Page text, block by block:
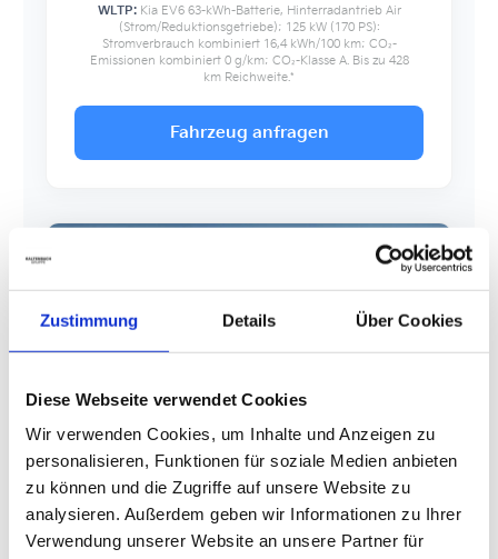
Zustimmung Details Über Cookies
Diese Webseite verwendet Cookies
Wir verwenden Cookies, um Inhalte und Anzeigen zu
personalisieren, Funktionen für soziale Medien anbieten
zu können und die Zugriffe auf unsere Website zu
analysieren. Außerdem geben wir Informationen zu Ihrer
Verwendung unserer Website an unsere Partner für
WLTP:Kia EV6 63-kWh-Batterie, Hinterradantrieb Air
(Strom/Reduktionsgetriebe); 125 kW (170 PS):
Stromverbrauch kombiniert 16,4 kWh/100 km; CO₂-
Emissionen kombiniert 0 g/km; CO₂-Klasse A. Bis zu 428
km Reichweite.*
Fahrzeug anfragen
KIA EV9
HIGH-END ELEKTRO SUV